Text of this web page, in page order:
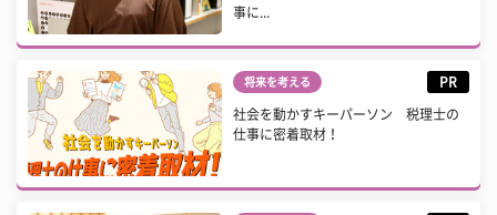
事に...
将来を考える PR
社会を動かすキーパーソン 税理士の
仕事に密着取材！